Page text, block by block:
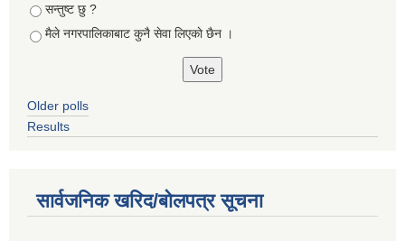
सन्तुष्ट छु ?
मैले नगरपालिकाबाट कुनै सेवा लिएकाे छैन ।
Older polls
Results
सार्वजनिक खरिद/बोलपत्र सूचना